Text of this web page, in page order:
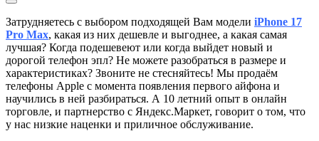
Затрудняетесь с выбором подходящей Вам модели iPhone 17
Pro Max, какая из них дешевле и выгоднее, а какая самая
лучшая? Когда подешевеют или когда выйдет новый и
дорогой телефон эпл? Не можете разобраться в размере и
характеристиках? Звоните не стесняйтесь! Мы продаём
телефоны Apple с момента появления первого айфона и
научились в ней разбираться. А 10 летний опыт в онлайн
торговле, и партнерство с Яндекс.Маркет, говорит о том, что
у нас низкие наценки и приличное обслуживание.